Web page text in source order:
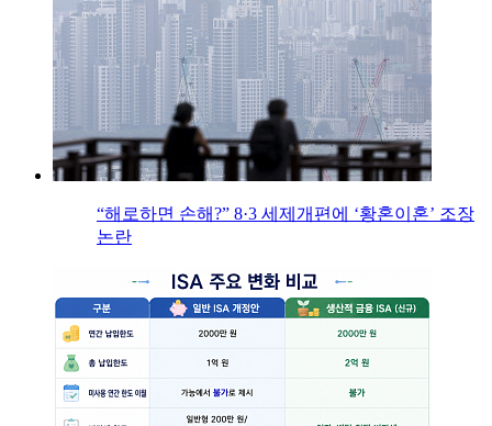
“해로하면 손해?” 8·3 세제개편에 ‘황혼이혼’ 조장
논란